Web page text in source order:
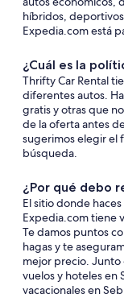
híbridos,
Expedia.com está
¿Cuál es la
Thrifty Car Rental
diferentes autos.
gratis y otras que
de la oferta antes
sugerimos elegir el
búsqueda.
¿Por qué debo
El sitio donde
Expedia.com tiene
Te damos puntos
hagas y te
mejor precio.
vuelos y hoteles en
vacacionales en